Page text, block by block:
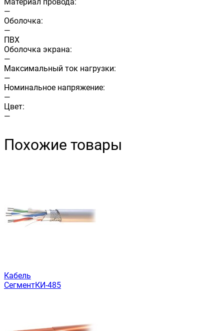
—
Оболочка:
—
ПВХ
Оболочка экрана:
—
Максимальный ток нагрузки:
—
Номинальное напряжение:
—
Цвет:
—
Похожие товары
Кабель
СегментКИ-485